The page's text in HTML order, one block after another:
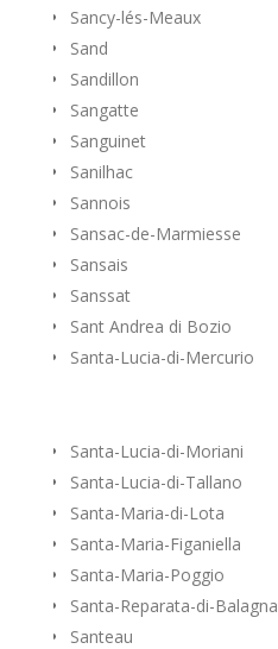
Sancy-lés-Meaux
Sand
Sandillon
Sangatte
Sanguinet
Sanilhac
Sannois
Sansac-de-Marmiesse
Sansais
Sanssat
Sant Andrea di Bozio
Santa-Lucia-di-Mercurio
Santa-Lucia-di-Moriani
Santa-Lucia-di-Tallano
Santa-Maria-di-Lota
Santa-Maria-Figaniella
Santa-Maria-Poggio
Santa-Reparata-di-Balagna
Santeau